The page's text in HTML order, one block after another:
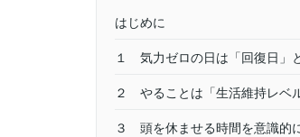
はじめに
１ 気力ゼロの日は「回復日」
２ やることは「生活維持レベ
３ 頭を休ませる時間を意識的